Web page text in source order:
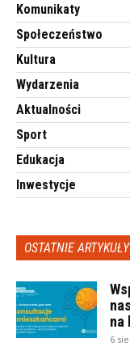
Komunikaty
Społeczeństwo
Kultura
Wydarzenia
Aktualności
Sport
Edukacja
Inwestycje
OSTATNIE ARTYKUŁY
na
6